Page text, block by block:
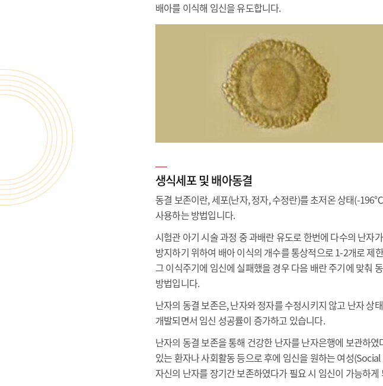
배아를 이식해 임신을 유도합니다.
생식세포 및 배아동결
동결 보존이란, 세포(난자, 정자, 수정란)를 초저온 상태(-
사용하는 방법입니다.
시험관 아기 시술 과정 중 과배란 유도로 한번에 다수의 난자
방지하기 위하여 배아 이식의 개수를 통상적으로 1-2개로 제
그 이식주기에 임신에 실패했을 경우 다음 배란 주기에 맞춰
방법입니다.
난자의 동결 보존은, 난자와 정자를 수정시키지 않고 난자 상
개발되면서 임신 성공률이 증가하고 있습니다.
난자의 동결 보존을 통해 건강한 난자를 난자은행에 보관하
있는 환자나 사회활동 등으로 후에 임신을 원하는 여성
자신의 난자를 장기간 보존하였다가 필요 시 임신이 가능하게